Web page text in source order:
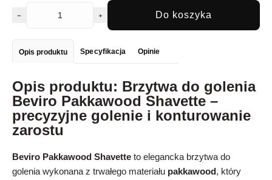
Do koszyka
Opis produktu Specyfikacja Opinie
Opis produktu: Brzytwa do golenia
Beviro Pakkawood Shavette –
precyzyjne golenie i konturowanie
zarostu
Beviro Pakkawood Shavette to elegancka brzytwa do
golenia wykonana z trwałego materiału pakkawood, który